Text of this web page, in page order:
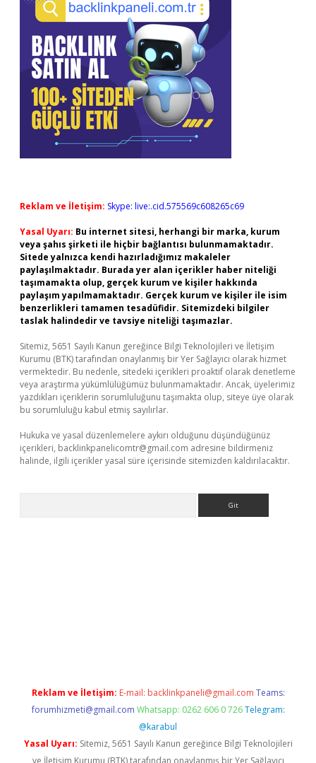
Reklam ve İletişim: Skype: live:.cid.575569c608265c69
Yasal Uyarı: Bu internet sitesi, herhangi bir marka, kurum
veya şahıs şirketi ile hiçbir bağlantısı bulunmamaktadır.
Sitede yalnızca kendi hazırladığımız makaleler
paylaşılmaktadır. Burada yer alan içerikler haber niteliği
taşımamakta olup, gerçek kurum ve kişiler hakkında
paylaşım yapılmamaktadır. Gerçek kurum ve kişiler ile isim
benzerlikleri tamamen tesadüfidir. Sitemizdeki bilgiler
taslak halindedir ve tavsiye niteliği taşımazlar.
Sitemiz, 5651 Sayılı Kanun gereğince Bilgi Teknolojileri ve İletişim
Kurumu (BTK) tarafından onaylanmış bir Yer Sağlayıcı olarak hizmet
vermektedir. Bu nedenle, sitedeki içerikleri proaktif olarak denetleme
veya araştırma yükümlülüğümüz bulunmamaktadır. Ancak, üyelerimiz
yazdıkları içeriklerin sorumluluğunu taşımakta olup, siteye üye olarak
bu sorumluluğu kabul etmiş sayılırlar.
Hukuka ve yasal düzenlemelere aykırı olduğunu düşündüğünüz
içerikleri, backlinkpanelicomtr@gmail.com adresine bildirmeniz
halinde, ilgili içerikler yasal süre içerisinde sitemizden kaldırılacaktır.
Reklam ve İletişim: E-mail: backlinkpaneli@gmail.com Teams:
forumhizmeti@gmail.com Whatsapp: 0262 606 0 726 Telegram:
@karabul
Yasal Uyarı: Sitemiz, 5651 Sayılı Kanun gereğince Bilgi Teknolojileri
ve İletişim Kurumu (BTK) tarafından onaylanmış bir Yer Sağlayıcı